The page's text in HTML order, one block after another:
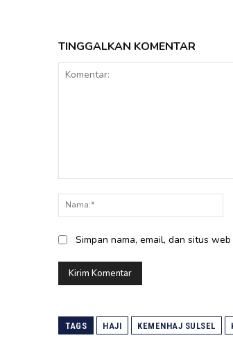
TINGGALKAN KOMENTAR
Simpan nama, email, dan situs
TAGS HAJI KEMENHAJ SULSEL